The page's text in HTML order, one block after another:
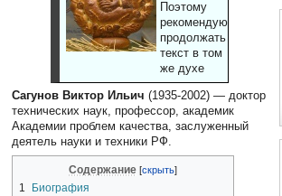
Поэтому
рекомендуют
продолжать
текст в том
же духе
Сагунов Виктор Ильич (1935-2002) — доктор
технических наук, профессор, академик
Академии проблем качества, заслуженный
деятель науки и техники РФ.
Содержание
1
Биография